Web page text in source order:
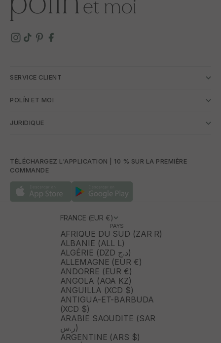
SERVICE CLIENT
POLÍN ET MOI
JURIDIQUE
TÉLÉCHARGEZ L'APPLICATION | 10 % SUR LA PREMIÈRE
COMMANDE
FRANCE (EUR €)
PAYS
AFRIQUE DU SUD (ZAR R)
ALBANIE (ALL L)
ALGÉRIE (DZD د.ج)
ALLEMAGNE (EUR €)
ANDORRE (EUR €)
ANGOLA (AOA KZ)
ANGUILLA (XCD $)
ANTIGUA-ET-BARBUDA
(XCD $)
ARABIE SAOUDITE (SAR
ر.س)
ARGENTINE (ARS $)